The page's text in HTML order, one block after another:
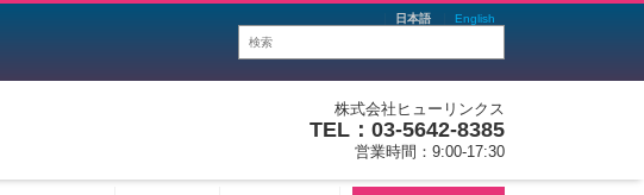
日本語 English
株式会社ヒューリンクス
TEL：03-5642-8385
営業時間：9:00-17:30